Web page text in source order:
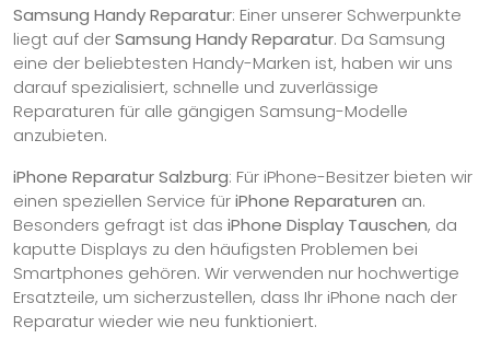
Samsung Handy Reparatur: Einer unserer Schwerpunkte
liegt auf derSamsung Handy Reparatur. Da Samsung
eine der beliebtesten Handy-Marken ist, haben wir uns
darauf spezialisiert, schnelle und zuverlässige
Reparaturen für alle gängigen Samsung-Modelle
anzubieten.
iPhone Reparatur Salzburg: Für iPhone-Besitzer bieten wir
einen speziellen Service füriPhone Reparaturen an.
Besonders gefragt ist das iPhone Display Tauschen, da
kaputte Displays zu den häufigsten Problemen bei
Smartphones gehören. Wir verwenden nur hochwertige
Ersatzteile, um sicherzustellen, dass Ihr iPhone nach der
Reparatur wieder wie neu funktioniert.